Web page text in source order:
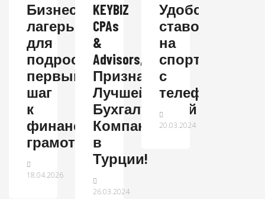
Бизнес-
лагерь
для
подростков:
первый
шаг
к
финансовой
грамотности
18.04.2026
KEYBIZ
CPAs
&
Advisors,
Признана
Лучшей
Бухгалтерской
Компанией
в
Турции!
26.03.2024
Удобства
ставок
на
спорт
с
телефона
20.03.2024